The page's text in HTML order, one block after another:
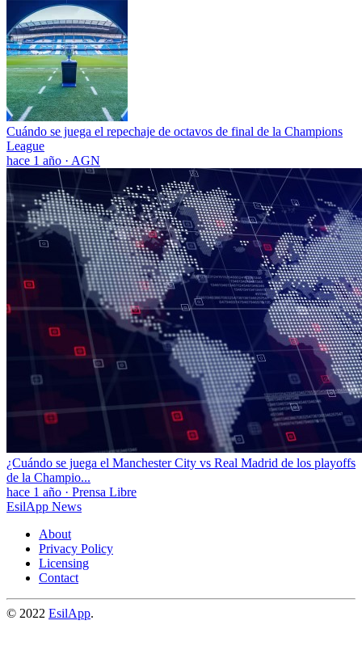
Cuándo se juega el repechaje de octavos de final de la Champions
League
hace 1 año · AGN
¿Cuándo se juega el Manchester City vs Real Madrid de los playoffs
de la Champio...
hace 1 año · Prensa Libre
EsilApp News
About
Privacy Policy
Licensing
Contact
© 2022 EsilApp.